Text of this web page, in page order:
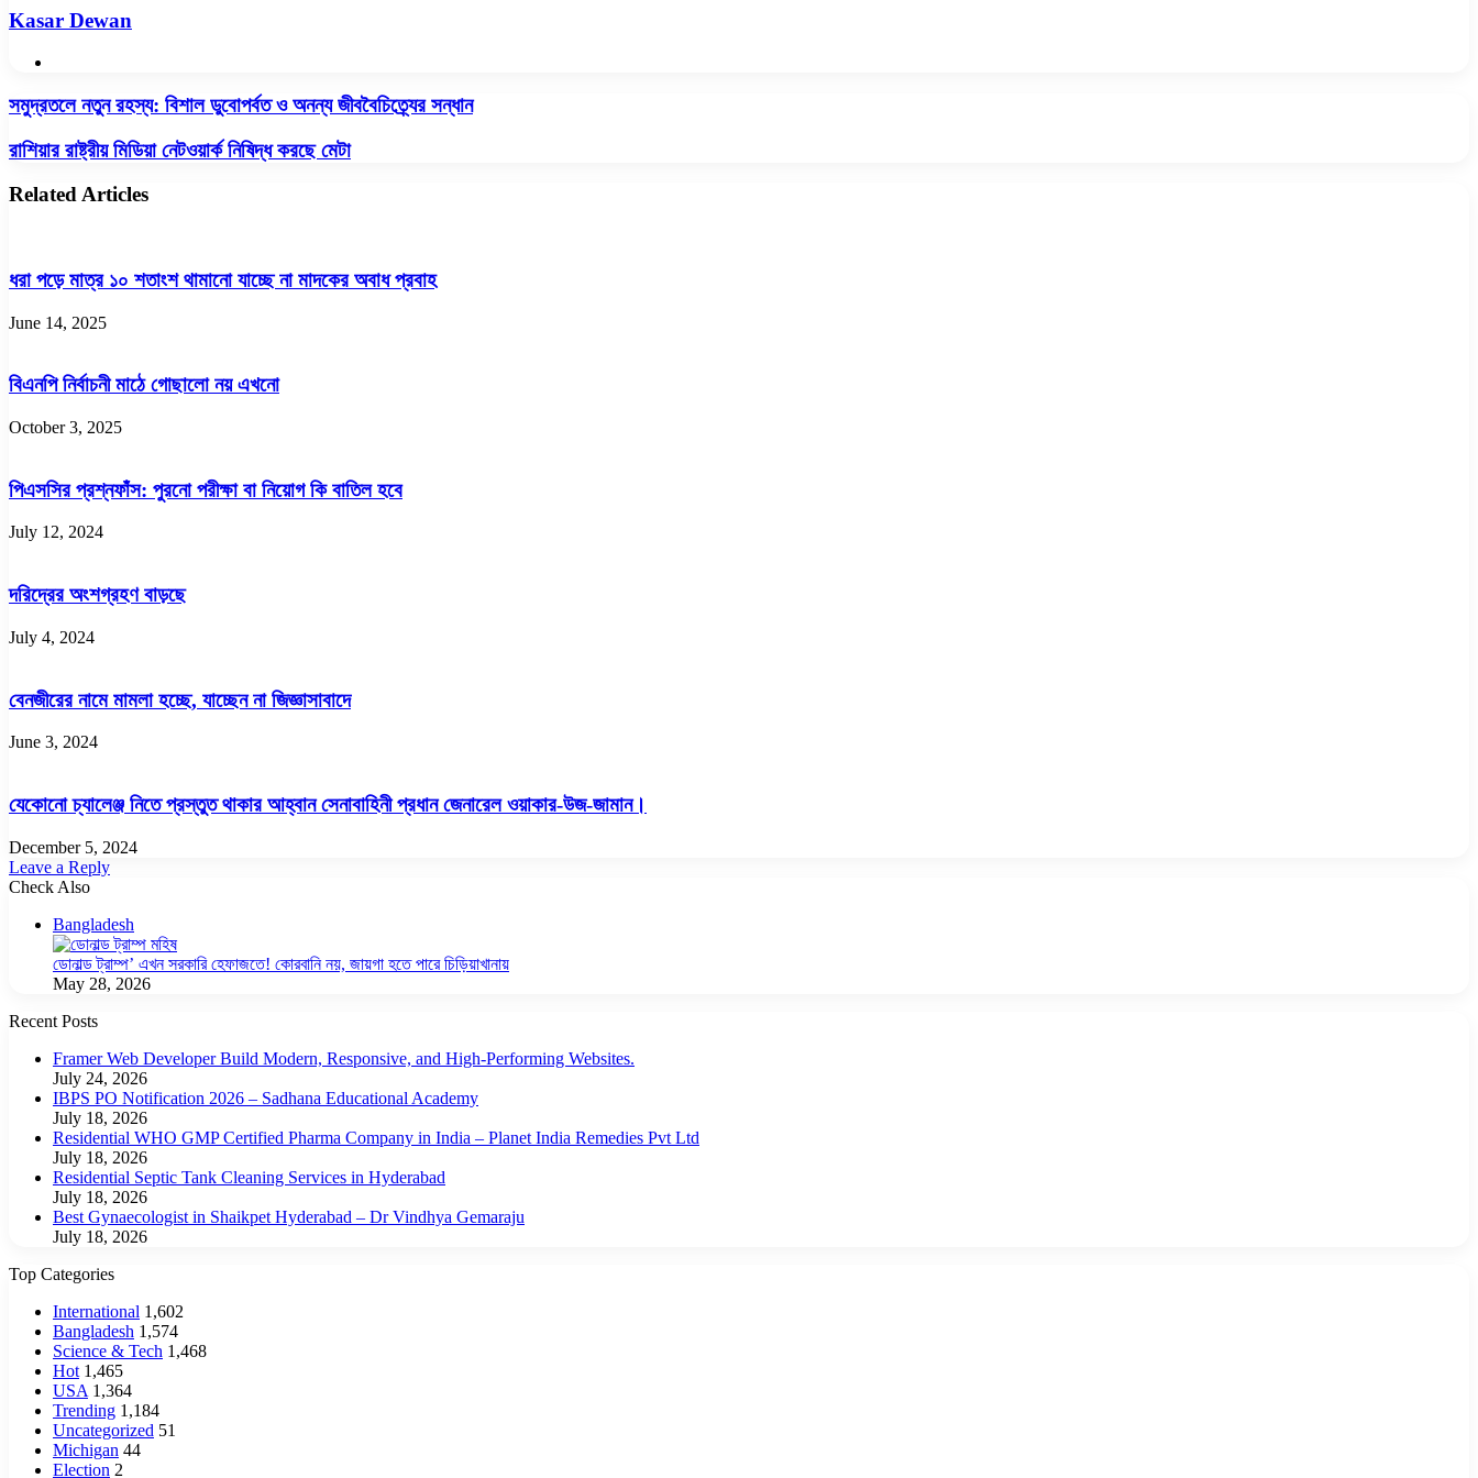
Kasar Dewan
সমুদ্রতলে
নতুন
রহস্য:
বিশাল
ও
সমুদ্রতলে নতুন রহস্য: বিশাল ডুবোপর্বত ও অনন্য জীববৈচিত্র্যের সন্ধান
রাশিয়ার
মিডিয়া
নেটওয়ার্ক
রাশিয়ার রাষ্ট্রীয় মিডিয়া নেটওয়ার্ক নিষিদ্ধ করছে মেটা
Related Articles
ধরা পড়ে মাত্র ১০ শতাংশ থামানো যাচ্ছে না মাদকের অবাধ প্রবাহ
June 14, 2025
বিএনপি নির্বাচনী মাঠে গোছালো নয় এখনো
October 3, 2025
পিএসসির প্রশ্নফাঁস: পুরনো পরীক্ষা বা নিয়োগ কি বাতিল হবে
July 12, 2024
দরিদ্রের অংশগ্রহণ বাড়ছে
July 4, 2024
বেনজীরের নামে মামলা হচ্ছে, যাচ্ছেন না জিজ্ঞাসাবাদে
June 3, 2024
যেকোনো চ্যালেঞ্জ নিতে প্রস্তুত থাকার আহ্বান সেনাবাহিনী প্রধান জেনারেল ওয়াকার-উজ-জামান।
December 5, 2024
Leave a Reply
Check Also
Bangladesh
ডোনাল্ড ট্রাম্প’ এখন সরকারি হেফাজতে! কোরবানি নয়, জায়গা হতে পারে চিড়িয়াখানায়
May 28, 2026
Recent Posts
Framer Web Developer Build Modern, Responsive, and High-Performing Websites.
July 24, 2026
IBPS PO Notification 2026 – Sadhana Educational Academy
July 18, 2026
Residential WHO GMP Certified Pharma Company in India – Planet India Remedies Pvt Ltd
July 18, 2026
Residential Septic Tank Cleaning Services in Hyderabad
July 18, 2026
Best Gynaecologist in Shaikpet Hyderabad – Dr Vindhya Gemaraju
July 18, 2026
Top Categories
International 1,602
Bangladesh 1,574
Science & Tech 1,468
Hot 1,465
USA 1,364
Trending 1,184
Uncategorized 51
Michigan 44
Election 2